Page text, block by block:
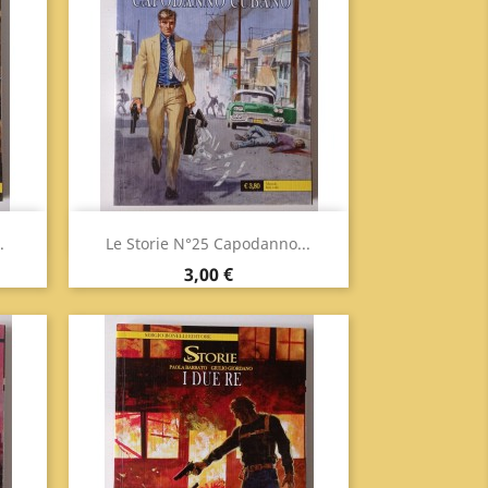
Le Storie N°25 Capodanno...
Prezzo
3,00 €
Anteprima